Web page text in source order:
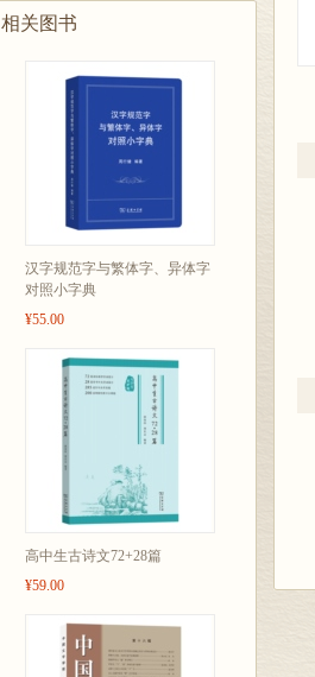
相关图书
汉字规范字与繁体字、异体字
对照小字典
¥55.00
高中生古诗文72+28篇
¥59.00